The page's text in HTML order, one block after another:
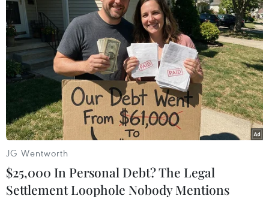
EU gia hạn biện pháp khẩn cấp nhằm hạn
chế nhu cầu khí đốt
Bộ trưởng năng lượng các nước Liên minh châu Âu (EU)
đã đồng ý gia hạn gói biện pháp trên trong 12 tháng tới,
cho đến tháng 3/2024, với mục tiêu tự nguyện cắt giảm
JG Wentworth
$25,000 In Personal Debt? The Legal
Settlement Loophole Nobody Mentions